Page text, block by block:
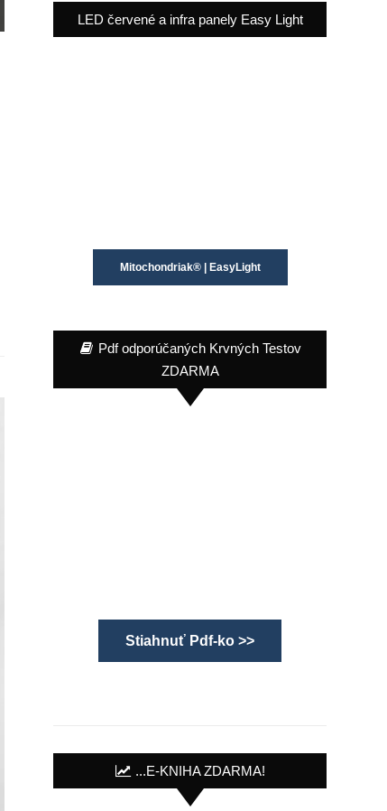
LED červené a infra panely Easy Light
Mitochondriak® | EasyLight
Pdf odporúčaných Krvných Testov
ZDARMA
Stiahnuť Pdf-ko >>
...E-KNIHA ZDARMA!